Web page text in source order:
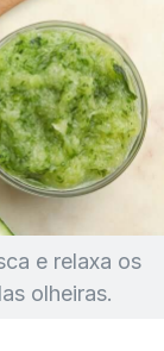
e relaxa os
olheiras.